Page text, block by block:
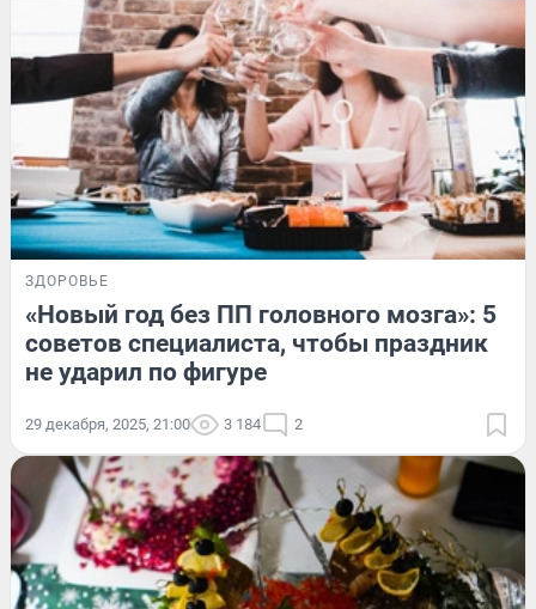
ЗДОРОВЬЕ
«Новый год без ПП головного мозга»: 5
советов специалиста, чтобы праздник
не ударил по фигуре
29 декабря, 2025, 21:00 3 184 2